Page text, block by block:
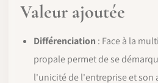
Valeur ajoutée
Différenciation : Face à la
propale permet de se
l'unicité de l'entreprise et son